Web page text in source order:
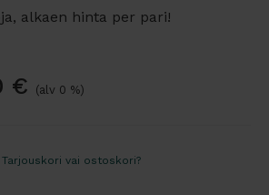
alkaen hinta per pari!
€ (alv 0 %)
Tarjouskori vai ostoskori?